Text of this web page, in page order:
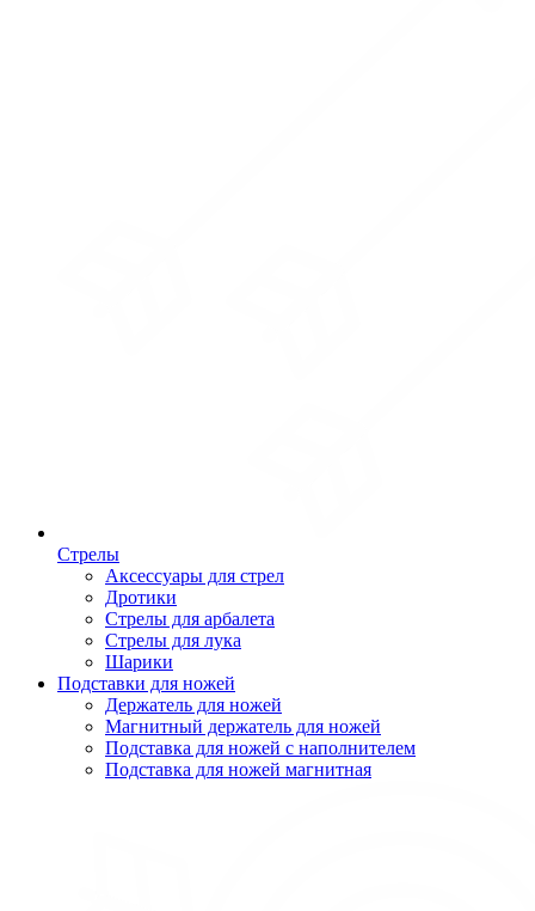
Стрелы
Аксессуары для стрел
Дротики
Стрелы для арбалета
Стрелы для лука
Шарики
Подставки для ножей
Держатель для ножей
Магнитный держатель для ножей
Подставка для ножей с наполнителем
Подставка для ножей магнитная